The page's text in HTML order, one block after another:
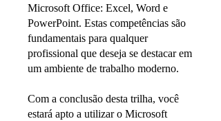
Microsoft Office: Excel, Word e
PowerPoint. Estas competências são
fundamentais para qualquer
profissional que deseja se destacar em
um ambiente de trabalho moderno.
Com a conclusão desta trilha, você
estará apto a utilizar o Microsoft